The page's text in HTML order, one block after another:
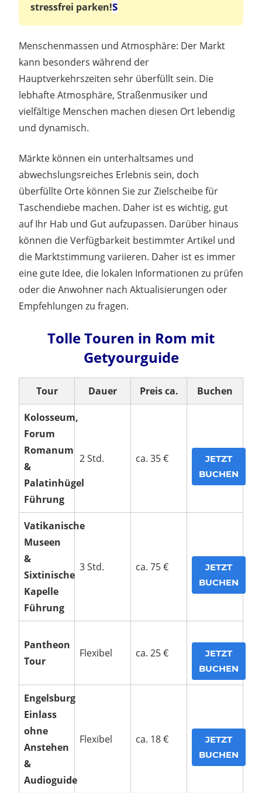
stressfrei parken!S
Menschenmassen und Atmosphäre: Der Markt
kann besonders während der
Hauptverkehrszeiten sehr überfüllt sein. Die
lebhafte Atmosphäre, Straßenmusiker und
vielfältige Menschen machen diesen Ort lebendig
und dynamisch.
Märkte können ein unterhaltsames und
abwechslungsreiches Erlebnis sein, doch
überfüllte Orte können Sie zur Zielscheibe für
Taschendiebe machen. Daher ist es wichtig, gut
auf Ihr Hab und Gut aufzupassen. Darüber hinaus
können die Verfügbarkeit bestimmter Artikel und
die Marktstimmung variieren. Daher ist es immer
eine gute Idee, die lokalen Informationen zu prüfen
oder die Anwohner nach Aktualisierungen oder
Empfehlungen zu fragen.
Tolle Touren in Rom mit
Getyourguide
Tour Dauer Preis ca. Buchen
Kolosseum,
Forum
Romanum
&
Palatinhügel
Führung
2 Std. ca. 35 €
JETZT
BUCHEN
Vatikanische
Museen
&
Sixtinische
Kapelle
Führung
3 Std. ca. 75 €
JETZT
BUCHEN
Pantheon
Tour
Flexibel ca. 25 €
JETZT
BUCHEN
Engelsburg
Einlass
ohne
Anstehen
&
Audioguide
Flexibel ca. 18 €
JETZT
BUCHEN